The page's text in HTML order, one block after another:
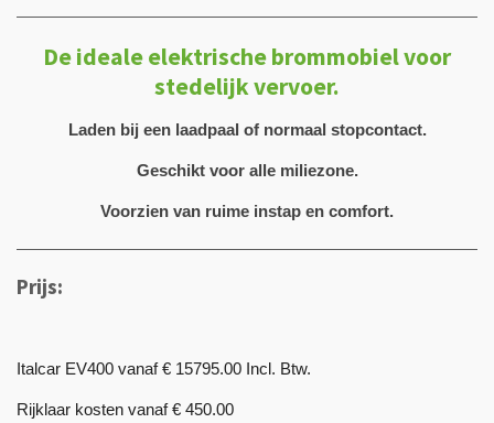
De ideale elektrische brommobiel voor
stedelijk vervoer.
Laden bij een laadpaal of normaal stopcontact.
Geschikt voor alle miliezone.
Voorzien van ruime instap en comfort.
Prijs:
Italcar EV400 vanaf € 15795.00 Incl. Btw.
Rijklaar kosten vanaf € 450.00